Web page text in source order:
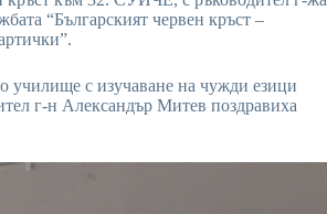
“Българският червен кръст –
с изучаване на чужди езици
г-н Александър Митев поздравиха